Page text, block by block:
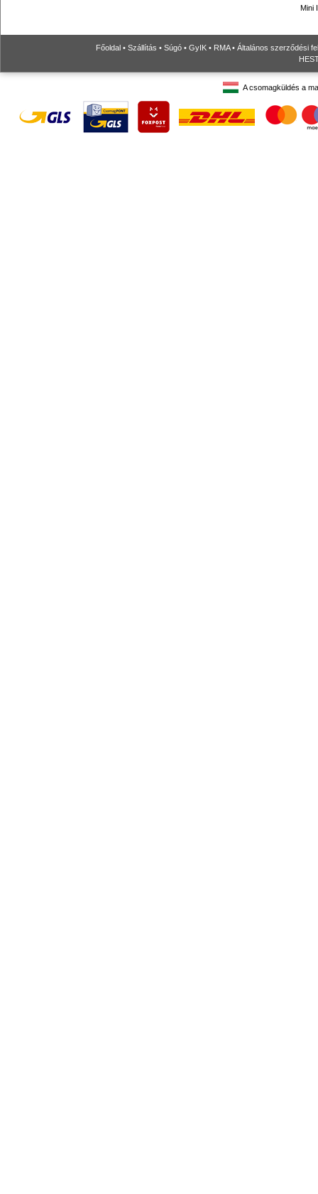
Mini
Főoldal • Szállítás • Súgó • GyIK • RMA• Általános szerződési
A csomagküldés a